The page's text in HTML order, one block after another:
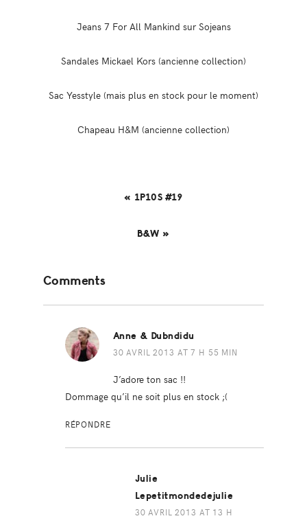
Jeans 7 For All Mankind sur Sojeans
Sandales Mickael Kors (ancienne collection)
Sac Yesstyle (mais plus en stock pour le moment)
Chapeau H&M (ancienne collection)
« 1P10S #19
B&W »
Interactions
Comments
Anne & Dubndidu
30 AVRIL 2013 AT 7 H 55 MIN
J’adore ton sac !!
Dommage qu’il ne soit plus en stock ;(
RÉPONDRE
Julie
Lepetitmondedejulie
30 AVRIL 2013 AT 13 H